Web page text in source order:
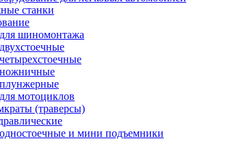
станки
шиномонтажа
мотоциклов
(траверсы)
и мини подъемники